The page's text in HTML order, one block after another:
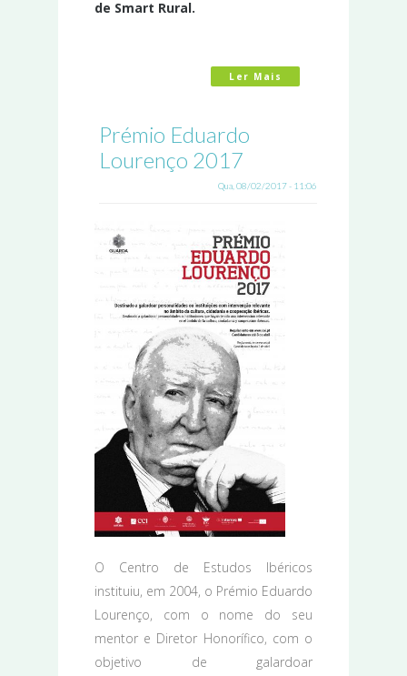
de Smart Rural.
Ler Mais
Prémio Eduardo
Lourenço 2017
Qua, 08/02/2017 - 11:06
O Centro de Estudos Ibéricos
instituiu, em 2004, o Prémio Eduardo
Lourenço, com o nome do seu
mentor e Diretor Honorífico, com o
objetivo de galardoar